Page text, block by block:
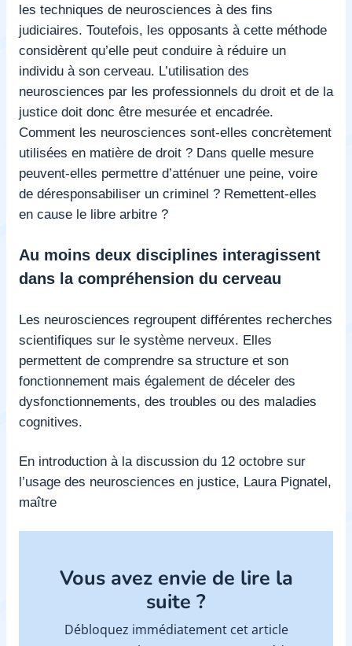
les techniques de neurosciences à des fins
judiciaires. Toutefois, les opposants à cette méthode
considèrent qu’elle peut conduire à réduire un
individu à son cerveau. L’utilisation des
neurosciences par les professionnels du droit et de la
justice doit donc être mesurée et encadrée.
Comment les neurosciences sont-elles concrètement
utilisées en matière de droit ? Dans quelle mesure
peuvent-elles permettre d’atténuer une peine, voire
de déresponsabiliser un criminel ? Remettent-elles
en cause le libre arbitre ?
Au moins deux disciplines interagissent
dans la compréhension du cerveau
Les neurosciences regroupent différentes recherches
scientifiques sur le système nerveux. Elles
permettent de comprendre sa structure et son
fonctionnement mais également de déceler des
dysfonctionnements, des troubles ou des maladies
cognitives.
En introduction à la discussion du 12 octobre sur
l’usage des neurosciences en justice, Laura Pignatel,
maître
Vous avez envie de lire la
suite ?
Débloquez immédiatement cet article